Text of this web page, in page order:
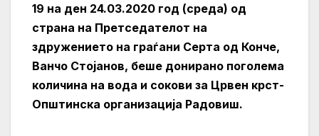
19 на ден 24.03.2020 год (среда) од
страна на Претседателот на
здружението на граѓани Серта од Конче,
Ванчо Стојанов, беше донирано поголема
количина на вода и сокови за Црвен крст-
Општинска организација Радовиш.